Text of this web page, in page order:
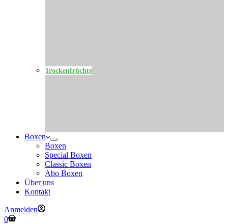
Trockenfrüchte
Boxen
Boxen
Special Boxen
Classic Boxen
Abo Boxen
Über uns
Kontakt
Anmelden
Warenkorb
0